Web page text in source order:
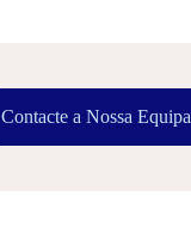
Contacte a Nossa Equipa